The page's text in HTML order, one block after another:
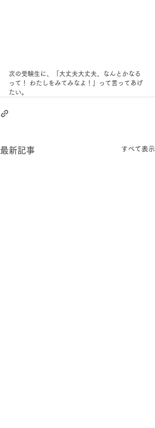
次の受験生に、「大丈夫大丈夫、なんとかなる
って！ わたしをみてみなよ！」って言ってあげ
たい。
最新記事 すべて表示